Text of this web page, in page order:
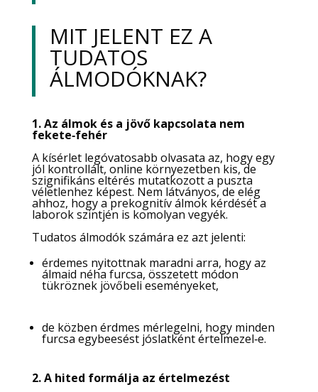
MIT JELENT EZ A
TUDATOS
ÁLMODÓKNAK?
1. Az álmok és a jövő kapcsolata nem
fekete‑fehér
A kísérlet legóvatosabb olvasata az, hogy egy
jól kontrollált, online környezetben kis, de
szignifikáns eltérés mutatkozott a puszta
véletlenhez képest. Nem látványos, de elég
ahhoz, hogy a prekognitív álmok kérdését a
laborok szintjén is komolyan vegyék.
Tudatos álmodók számára ez azt jelenti:
érdemes nyitottnak maradni arra, hogy az
álmaid néha furcsa, összetett módon
tükröznek jövőbeli eseményeket,
de közben érdmes mérlegelni, hogy minden
furcsa egybeesést jóslatként értelmezel‑e.
2. A hited formálja az értelmezést